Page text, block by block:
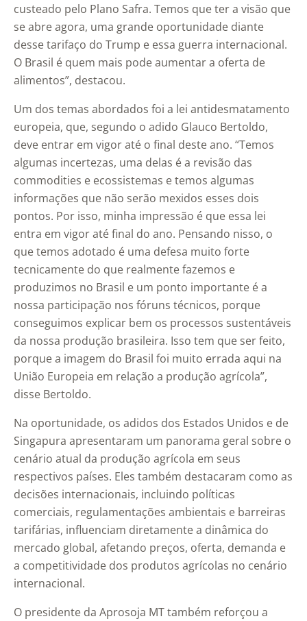
custeado pelo Plano Safra. Temos que ter a visão que
se abre agora, uma grande oportunidade diante
desse tarifaço do Trump e essa guerra internacional.
O Brasil é quem mais pode aumentar a oferta de
alimentos”, destacou.
Um dos temas abordados foi a lei antidesmatamento
europeia, que, segundo o adido Glauco Bertoldo,
deve entrar em vigor até o final deste ano. “Temos
algumas incertezas, uma delas é a revisão das
commodities e ecossistemas e temos algumas
informações que não serão mexidos esses dois
pontos. Por isso, minha impressão é que essa lei
entra em vigor até final do ano. Pensando nisso, o
que temos adotado é uma defesa muito forte
tecnicamente do que realmente fazemos e
produzimos no Brasil e um ponto importante é a
nossa participação nos fóruns técnicos, porque
conseguimos explicar bem os processos sustentáveis
da nossa produção brasileira. Isso tem que ser feito,
porque a imagem do Brasil foi muito errada aqui na
União Europeia em relação a produção agrícola”,
disse Bertoldo.
Na oportunidade, os adidos dos Estados Unidos e de
Singapura apresentaram um panorama geral sobre o
cenário atual da produção agrícola em seus
respectivos países. Eles também destacaram como as
decisões internacionais, incluindo políticas
comerciais, regulamentações ambientais e barreiras
tarifárias, influenciam diretamente a dinâmica do
mercado global, afetando preços, oferta, demanda e
a competitividade dos produtos agrícolas no cenário
internacional.
O presidente da Aprosoja MT também reforçou a